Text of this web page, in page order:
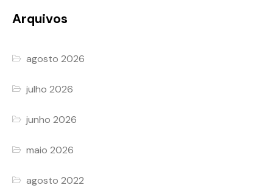
Arquivos
agosto 2026
julho 2026
junho 2026
maio 2026
agosto 2022